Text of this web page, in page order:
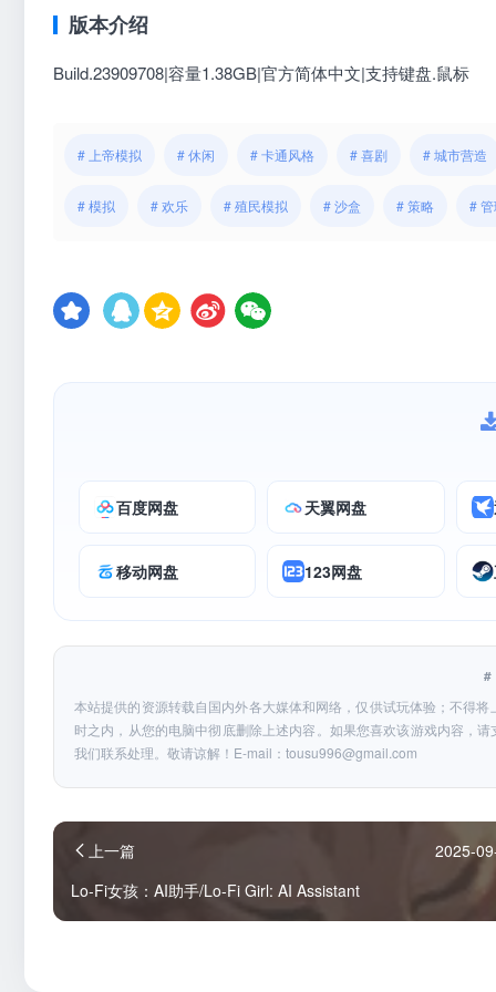
版本介绍
Build.23909708|容量1.38GB|官方简体中文|支持键盘.鼠标
# 上帝模拟 # 休闲 # 卡通风格 # 喜剧 # 城市营造
# 模拟 # 欢乐 # 殖民模拟 # 沙盒 # 策略 #
百度网盘 天翼网盘
移动网盘 123网盘
本站提供的资源转载自国内外各大媒体和网络，仅供试玩体验；不得
时之内，从您的电脑中彻底删除上述内容。如果您喜欢该游戏内容，
我们联系处理。敬请谅解！E-mail： tousu996@gmail.com
上一篇
2025-
Lo-Fi女孩：AI助手/Lo-Fi Girl: AI Assistant